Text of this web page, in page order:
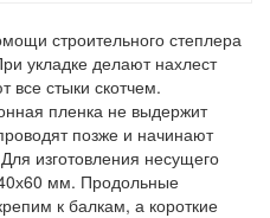
строительного степлера
укладке делают нахлест
все стыки скотчем.
пленка не выдержит
позже и начинают
изготовления несущего
мм. Продольные
к балкам, а короткие